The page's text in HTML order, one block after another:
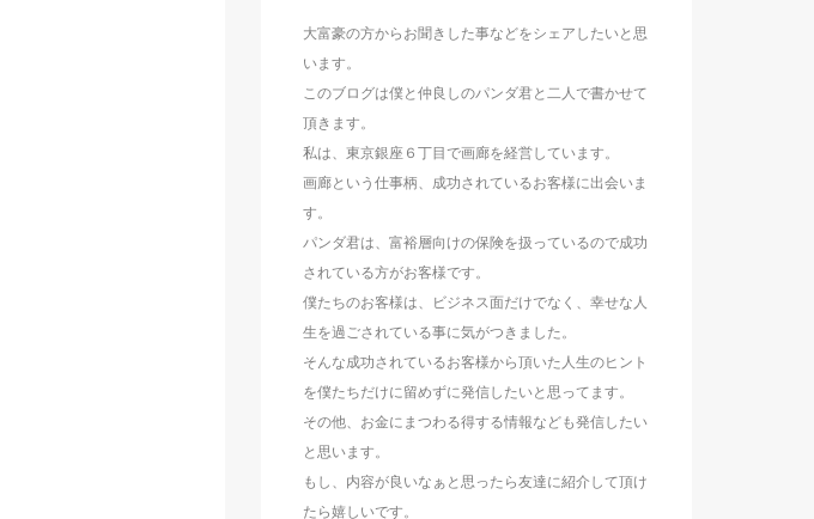
大富豪の方からお聞きした事などをシェアしたいと思
います。
このブログは僕と仲良しのパンダ君と二人で書かせて
頂きます。
私は、東京銀座６丁目で画廊を経営しています。
画廊という仕事柄、成功されているお客様に出会いま
す。
パンダ君は、富裕層向けの保険を扱っているので成功
されている方がお客様です。
僕たちのお客様は、ビジネス面だけでなく、幸せな人
生を過ごされている事に気がつきました。
そんな成功されているお客様から頂いた人生のヒント
を僕たちだけに留めずに発信したいと思ってます。
その他、お金にまつわる得する情報なども発信したい
と思います。
もし、内容が良いなぁと思ったら友達に紹介して頂け
たら嬉しいです。